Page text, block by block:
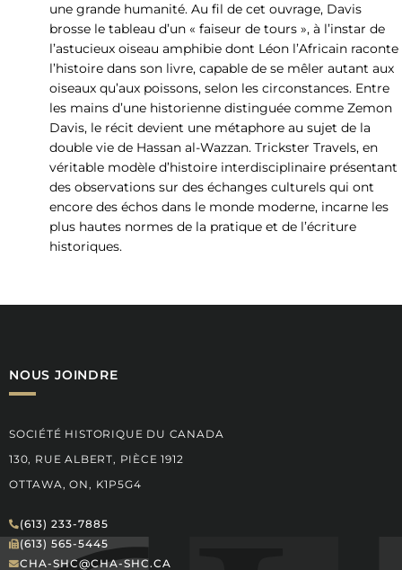
une grande humanité. Au fil de cet ouvrage, Davis
brosse le tableau d’un « faiseur de tours », à l’instar de
l’astucieux oiseau amphibie dont Léon l’Africain raconte
l’histoire dans son livre, capable de se mêler autant aux
oiseaux qu’aux poissons, selon les circonstances. Entre
les mains d’une historienne distinguée comme Zemon
Davis, le récit devient une métaphore au sujet de la
double vie de Hassan al-Wazzan. Trickster Travels, en
véritable modèle d’histoire interdisciplinaire présentant
des observations sur des échanges culturels qui ont
encore des échos dans le monde moderne, incarne les
plus hautes normes de la pratique et de l’écriture
historiques.
NOUS JOINDRE
SOCIÉTÉ HISTORIQUE DU CANADA
130, RUE ALBERT, PIÈCE 1912
OTTAWA, ON, K1P5G4
(613) 233-7885
(613) 565-5445
CHA-SHC@CHA-SHC.CA